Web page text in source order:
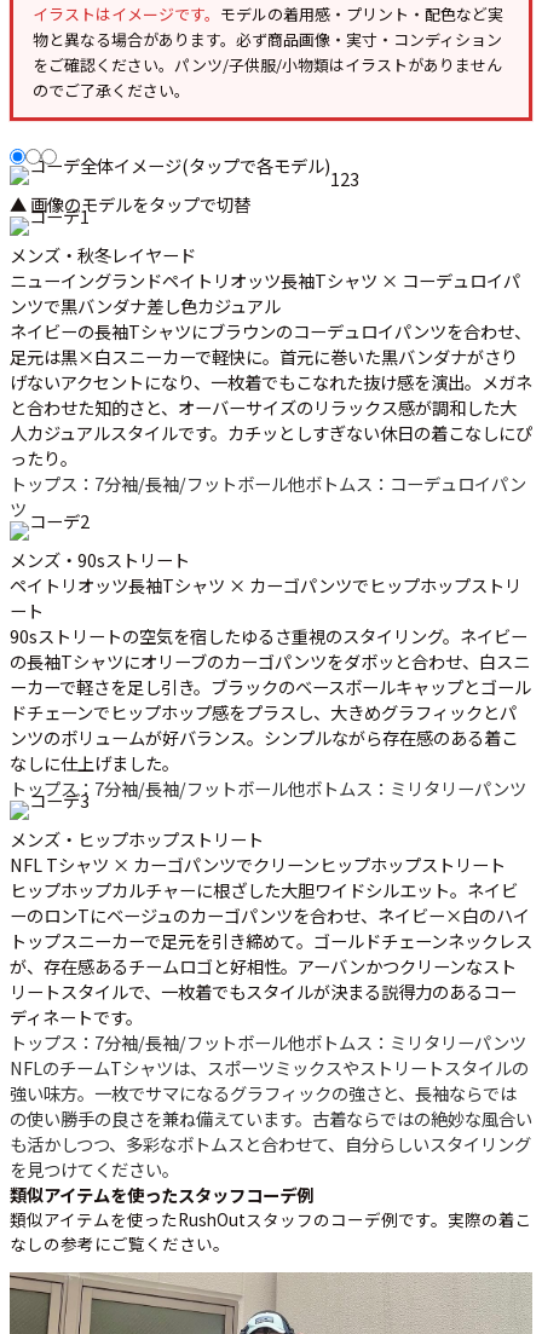
イラストはイメージです。 モデルの着用感・プリント・配色など実
物と異なる場合があります。必ず商品画像・実寸・コンディション
をご確認ください。パンツ/子供服/小物類はイラストがありません
のでご了承ください。
123
▲ 画像のモデルをタップで切替
メンズ・秋冬レイヤード
ニューイングランドペイトリオッツ長袖Tシャツ × コーデュロイパ
ンツで黒バンダナ差し色カジュアル
ネイビーの長袖Tシャツにブラウンのコーデュロイパンツを合わせ、
足元は黒×白スニーカーで軽快に。首元に巻いた黒バンダナがさり
げないアクセントになり、一枚着でもこなれた抜け感を演出。メガネ
と合わせた知的さと、オーバーサイズのリラックス感が調和した大
人カジュアルスタイルです。カチッとしすぎない休日の着こなしにぴ
ったり。
トップス：7分袖/長袖/フットボール他ボトムス：コーデュロイパン
ツ
メンズ・90sストリート
ペイトリオッツ長袖Tシャツ × カーゴパンツでヒップホップストリ
ート
90sストリートの空気を宿したゆるさ重視のスタイリング。ネイビー
の長袖Tシャツにオリーブのカーゴパンツをダボッと合わせ、白スニ
ーカーで軽さを足し引き。ブラックのベースボールキャップとゴール
ドチェーンでヒップホップ感をプラスし、大きめグラフィックとパ
ンツのボリュームが好バランス。シンプルながら存在感のある着こ
なしに仕上げました。
トップス：7分袖/長袖/フットボール他ボトムス：ミリタリーパンツ
メンズ・ヒップホップストリート
NFL Tシャツ × カーゴパンツでクリーンヒップホップストリート
ヒップホップカルチャーに根ざした大胆ワイドシルエット。ネイビ
ーのロンTにベージュのカーゴパンツを合わせ、ネイビー×白のハイ
トップスニーカーで足元を引き締めて。ゴールドチェーンネックレス
が、存在感あるチームロゴと好相性。アーバンかつクリーンなスト
リートスタイルで、一枚着でもスタイルが決まる説得力のあるコー
ディネートです。
トップス：7分袖/長袖/フットボール他ボトムス：ミリタリーパンツ
NFLのチームTシャツは、スポーツミックスやストリートスタイルの
強い味方。一枚でサマになるグラフィックの強さと、長袖ならでは
の使い勝手の良さを兼ね備えています。古着ならではの絶妙な風合い
も活かしつつ、多彩なボトムスと合わせて、自分らしいスタイリング
を見つけてください。
類似アイテムを使ったスタッフコーデ例
類似アイテムを使ったRushOutスタッフのコーデ例です。実際の着こ
なしの参考にご覧ください。